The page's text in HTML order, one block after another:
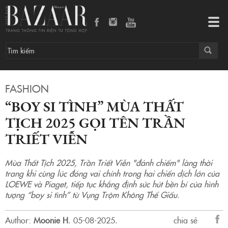
FASHION
“BOY SI TÌNH” MÙA THẤT
TỊCH 2025 GỌI TÊN TRẦN
TRIẾT VIỄN
Mùa Thất Tịch 2025, Trần Triết Viễn "đánh chiếm" làng thời
trang khi cùng lúc đóng vai chính trong hai chiến dịch lớn của
LOEWE và Piaget, tiếp tục khẳng định sức hút bền bỉ của hình
tượng “boy si tình” từ Vụng Trộm Không Thể Giấu.
Author: Moonie H. 05-08-2025.
chia sẻ